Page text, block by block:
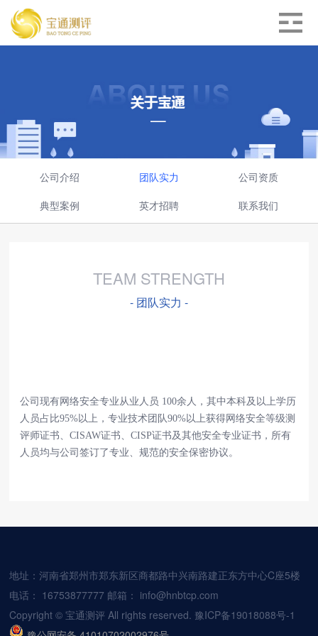
公司介绍 团队实力
公司资质
典型案例
英才招聘 联系我们
TEAM STRENGTH
- 团队实力 -
公司现有网络安全专业从业人员 100余人，其中本科及以上学历
人员占比95%以上，专业技术团队90%以上获得网络安全等级测
评师证书、CISAW证书、CISP证书及其他安全专业证书，所有
人员均与公司签订了专业、规范的安全保密协议。
地址：河南省郑州市郑东新区商都路中兴南路建正东方中心C座5楼
电话： 16753877777 邮箱： info@hnbtcp.com
Copyright © 宝通测评 All rights reserved. 豫ICP备19018088号-1